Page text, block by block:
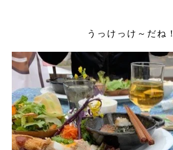
うっけっけ～だね！